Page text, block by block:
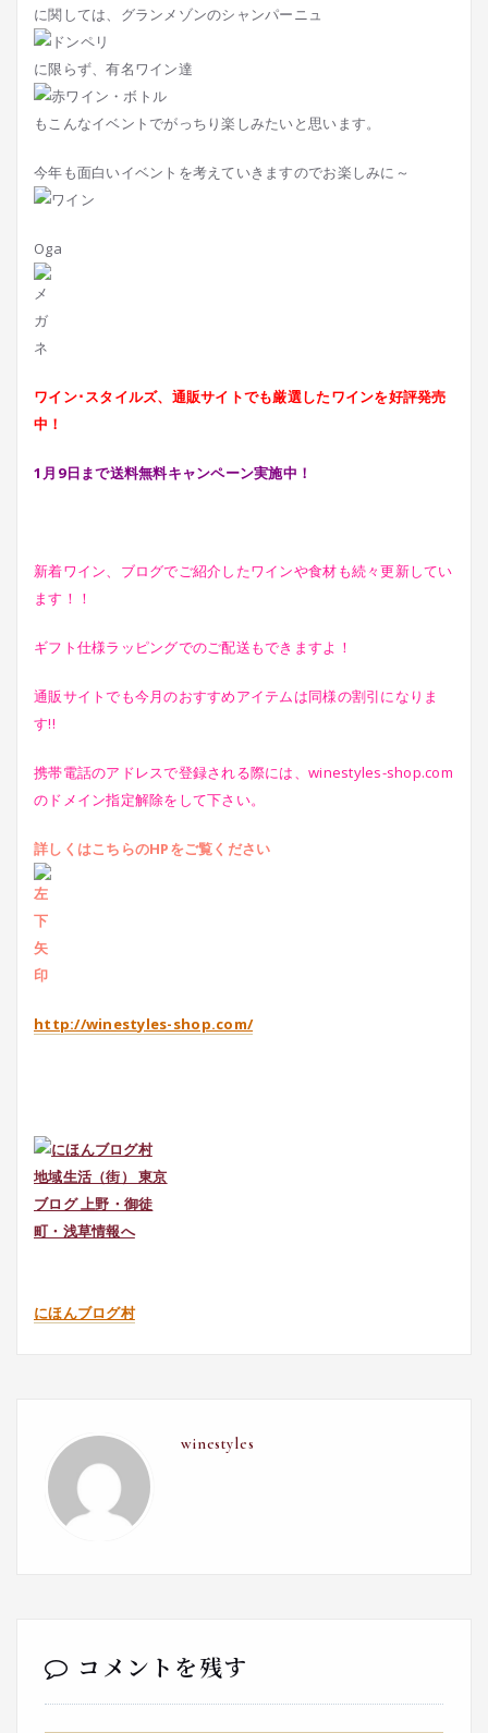
に関しては、グランメゾンのシャンパーニュ
に限らず、有名ワイン達
もこんなイベントでがっちり楽しみたいと思います。
今年も面白いイベントを考えていきますのでお楽しみに～
Oga
ワイン･スタイルズ、通販サイトでも厳選したワインを好評発売
中！
1月9日まで送料無料キャンペーン実施中！
新着ワイン、ブログでご紹介したワインや食材も続々更新してい
ます！！
ギフト仕様ラッピングでのご配送もできますよ！
通販サイトでも今月のおすすめアイテムは同様の割引になりま
す!!
携帯電話のアドレスで登録される際には、winestyles-shop.com
のドメイン指定解除をして下さい。
詳しくはこちらのHPをご覧ください
http://winestyles-shop.com/
にほんブログ村
winestyles
コメントを残す